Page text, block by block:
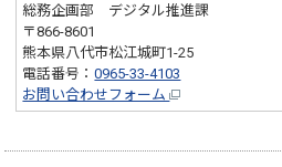
総務企画部 デジタル推進課
〒866-8601
熊本県八代市松江城町1-25
電話番号：0965-33-4103
お問い合わせフォーム